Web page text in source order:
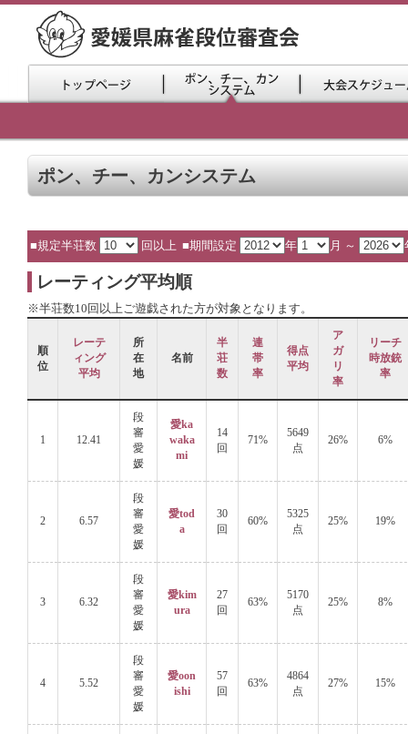
ポン、チー、カンシステム
■規定半荘数 回以上 ■期間設定 年 月 ～
レーティング平均順
※半荘数10回以上ご遊戯された方が対象となります。
順
位
レーテ
ィング
平均
所
在
地
名前
半
荘
数
連
帯
率
得点
平均
ア
ガ
リ
率
リーチ
時放銃
率
1 12.41
段
審
愛
媛
愛ka
waka
mi
14
回
71%
5649
点
26% 6%
2 6.57
段
審
愛
媛
愛tod
a
30
回
60%
5325
点
25% 19%
3 6.32
段
審
愛
媛
愛kim
ura
27
回
63%
5170
点
25% 8%
4 5.52
段
審
愛
媛
愛oon
ishi
57
回
63%
4864
点
27% 15%